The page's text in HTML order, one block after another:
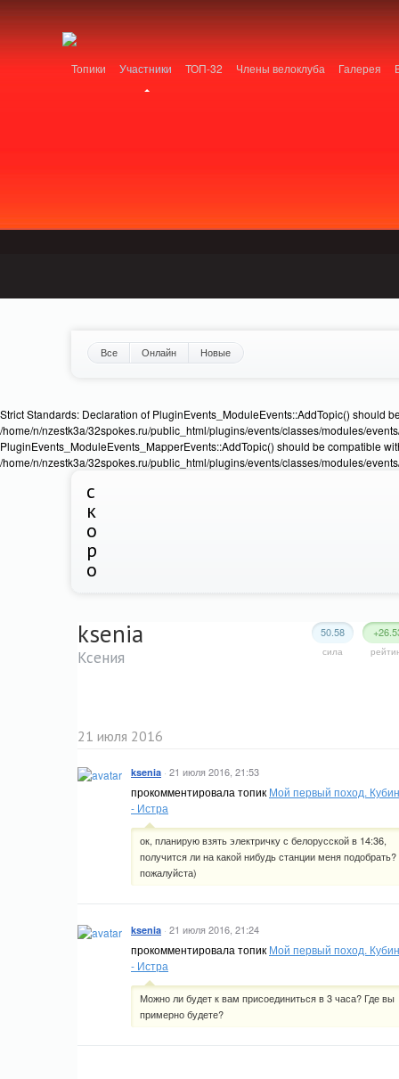
Топики Участники ТОП-32 Члены велоклуба Галерея
Все Онлайн Новые
Strict Standards: Declaration of PluginEvents_ModuleEvents::AddTopic() should
/home/n/nzestk3a/32spokes.ru/public_html/plugins/events/classes/modules/
PluginEvents_ModuleEvents_MapperEvents::AddTopic() should be compatible
/home/n/nzestk3a/32spokes.ru/public_html/plugins/events/classes/modules/
с
к
о
р
о
50.58
сила
ksenia
Ксения
21 июля 2016
ksenia · 21 июля 2016, 21:53
прокомментировала топик Мой первый поход.
- Истра
ок, планирую взять электричку с белорусской в 14:36,
получится ли на какой нибудь станции меня подобрать?
пожалуйста)
ksenia · 21 июля 2016, 21:24
прокомментировала топик Мой первый поход.
- Истра
Можно ли будет к вам присоединиться в 3 часа? Где вы
примерно будете?